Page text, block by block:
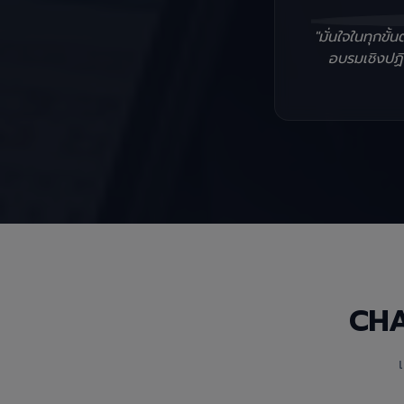
"มั่นใจในทุกขั้
อบรมเชิงป